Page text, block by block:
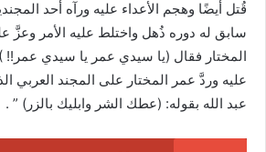
قُتل أيضًا وهجم الأعداء عليه ورآه أحد
سابق له دوره ذُهل واختلط عليه الأمر وعزَّ
المختار فقال (يا سيدي عمر يا سيدي عمر!! )
عليه وردَّ عمر المختار على المجند العربي
عبد الله بقوله: (عطك الشر وابليك بالزر) ” .